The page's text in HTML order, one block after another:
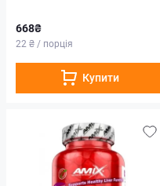
668₴
22 ₴ / порція
Купити